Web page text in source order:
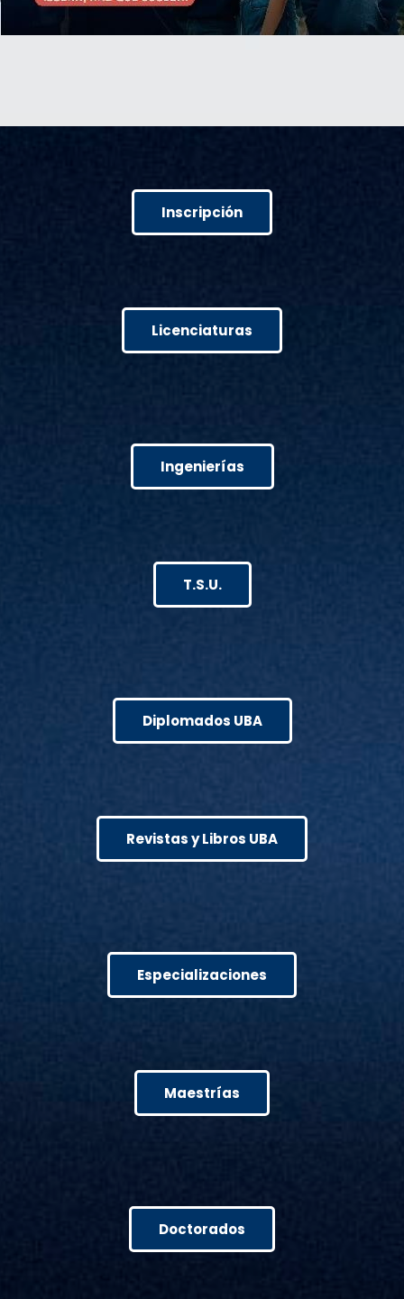
Inscripción
Licenciaturas
Ingenierías
T.S.U.
Diplomados UBA
Revistas y Libros UBA
Especializaciones
Maestrías
Doctorados